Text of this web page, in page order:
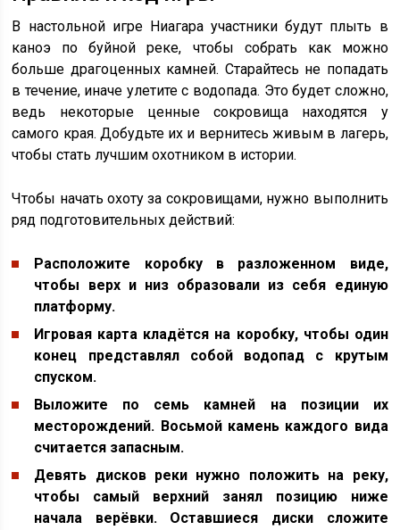
В настольной игре Ниагара участники будут плыть в
каноэ по буйной реке, чтобы собрать как можно
больше драгоценных камней. Старайтесь не попадать
в течение, иначе улетите с водопада. Это будет сложно,
ведь некоторые ценные сокровища находятся у
самого края. Добудьте их и вернитесь живым в лагерь,
чтобы стать лучшим охотником в истории.
Чтобы начать охоту за сокровищами, нужно выполнить
ряд подготовительных действий:
Расположите коробку в разложенном виде,
чтобы верх и низ образовали из себя единую
платформу.
Игровая карта кладётся на коробку, чтобы один
конец представлял собой водопад с крутым
спуском.
Выложите по семь камней на позиции их
месторождений. Восьмой камень каждого вида
считается запасным.
Девять дисков реки нужно положить на реку,
чтобы самый верхний занял позицию ниже
начала верёвки. Оставшиеся диски сложите